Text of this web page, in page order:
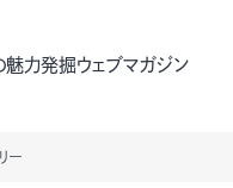
魅力発掘ウェブマガジン
ー